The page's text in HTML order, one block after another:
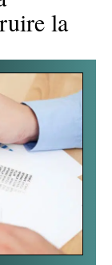
la